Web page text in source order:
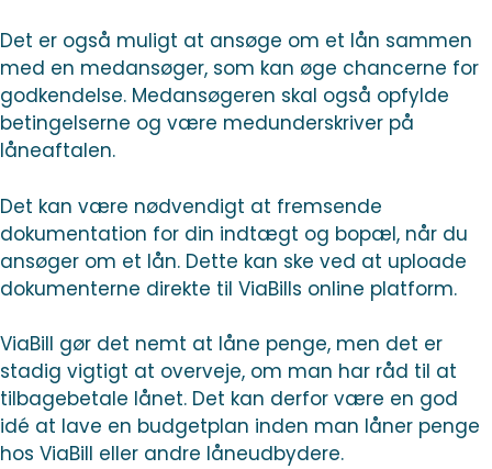
Det er også muligt at ansøge om et lån sammen
med en medansøger, som kan øge chancerne for
godkendelse. Medansøgeren skal også opfylde
betingelserne og være medunderskriver på
låneaftalen.
Det kan være nødvendigt at fremsende
dokumentation for din indtægt og bopæl, når du
ansøger om et lån. Dette kan ske ved at uploade
dokumenterne direkte til ViaBills online platform.
ViaBill gør det nemt at låne penge, men det er
stadig vigtigt at overveje, om man har råd til at
tilbagebetale lånet. Det kan derfor være en god
idé at lave en budgetplan inden man låner penge
hos ViaBill eller andre låneudbydere.